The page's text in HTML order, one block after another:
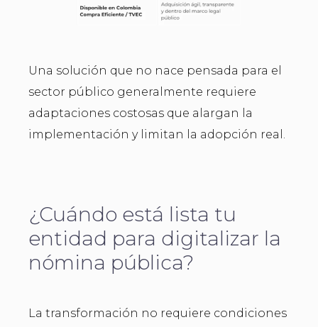
Una solución que no nace pensada para el
sector público generalmente requiere
adaptaciones costosas que alargan la
implementación y limitan la adopción real.
¿Cuándo está lista tu
entidad para digitalizar la
nómina pública?
La transformación no requiere condiciones